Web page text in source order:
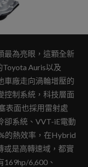
最為亮眼，這顆全新
Auris以及
車廠走向渦輪增壓的
控制系統，科技層面
表面也採用雷射處
卻系統、VVT-iE電動
的熱效率，在Hybrid
或是高轉速域，都實
6,600、